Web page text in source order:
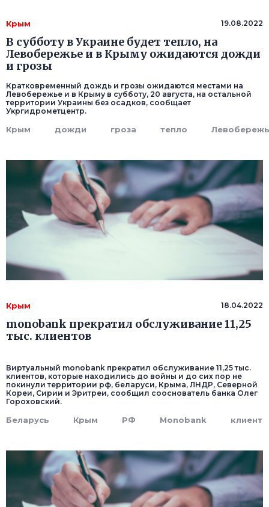
Крым 19.08.2022
В субботу в Украине будет тепло, на
Левобережье и в Крыму ожидаются дожди
и грозы
Кратковременный дождь и грозы ожидаются местами на
Левобережье и в Крыму в субботу, 20 августа, на остальной
территории Украины без осадков, сообщает
Укргидрометцентр.
Крым дожди гроза тепло
Крым 18.04.2022
monobank прекратил обслуживание 11,25
тыс. клиентов
Виртуальный monobank прекратил обслуживание 11,25 тыс.
клиентов, которые находились до войны и до сих пор не
покинули территории рф, беларуси, Крыма, ЛНДР, Северной
Кореи, Сирии и Эритреи, сообщил сооснователь банка Олег
Гороховский.
Беларусь Крым РФ Monobank клиент